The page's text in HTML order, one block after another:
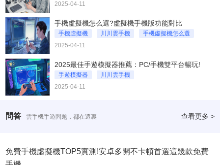
2025年安卓虛擬機APP推薦TOP5
2025-04-11
手機虛擬機怎么選?虛擬機手機版功能對比
手機虛擬機 川川雲手機
手機虛擬機怎么選
2025-04-11
2025最佳手遊模擬器推薦：PC/手機雙平台暢玩!
手遊模擬器
川川雲手機
2025最佳手遊模擬器推薦
2025-04-11
查看更多 >
問答 雲手機手遊問題，都在這裏
免費手機虛擬機TOP5實測!安卓多開不卡頓首選這幾款免費